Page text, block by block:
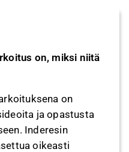
on, miksi niitä
on
ja opastusta
Inderesin
oikeasti